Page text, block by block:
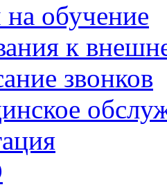
обучение
к
звонков